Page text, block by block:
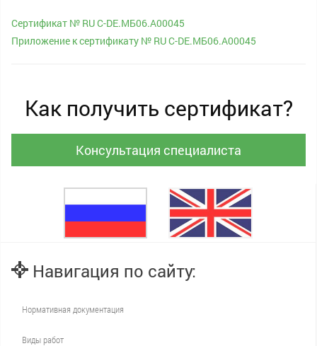
Сертификат № RU С-DE.МБ06.А00045
Приложение к сертификату № RU С-DE.МБ06.А00045
Как получить сертификат?
Консультация специалиста
Навигация по сайту:
Нормативная документация
Виды работ